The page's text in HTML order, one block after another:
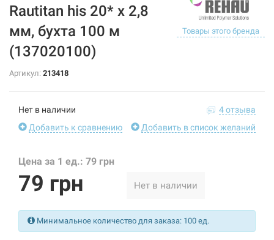
Rautitan his 20* x 2,8
мм, бухта 100 м
(137020100)
Товары этого бренда
Артикул: 213418
Нет в наличии
4 отзыва
Добавить к сравнению
Добавить в список желаний
Цена за 1 ед.: 79 грн
79 грн Нет в наличии
Минимальное количество для заказа: 100 ед.